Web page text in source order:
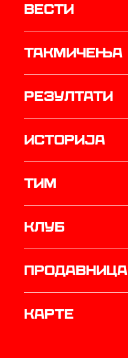
Вести
Такмичења
резултати
историја
ТИМ
Клуб
продавница
Карте